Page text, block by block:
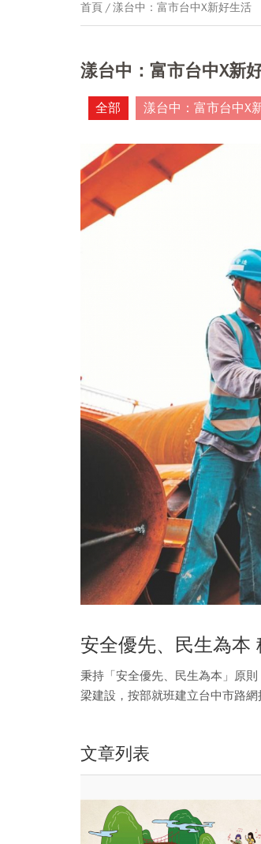
首頁 漾台中：富市台中X新好生活
漾台中：富市台中X新
全部 漾台中：富市台中X
安全優先、民生為本
秉持「安全優先、民生為本」原
梁建設，按部就班建立台中市路網
文章列表